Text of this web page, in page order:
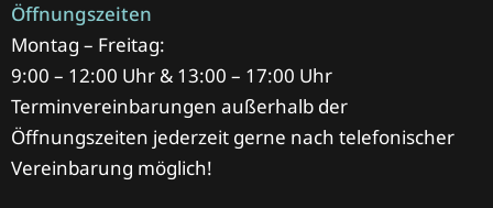
Öffnungszeiten
Montag – Freitag:
9:00 – 12:00 Uhr & 13:00 – 17:00 Uhr
Terminvereinbarungen außerhalb der
Öffnungszeiten jederzeit gerne nach telefonischer
Vereinbarung möglich!